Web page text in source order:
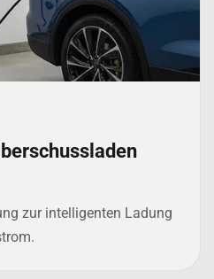
zur intelligenten Ladung